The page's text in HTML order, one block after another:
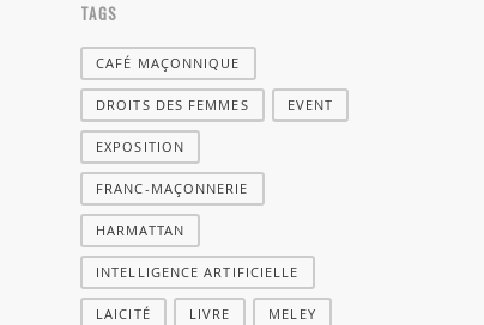
TAGS
CAFÉ MAÇONNIQUE
DROITS DES FEMMES EVENT
EXPOSITION
FRANC-MAÇONNERIE
HARMATTAN
INTELLIGENCE ARTIFICIELLE
LAICITÉ LIVRE MELEY